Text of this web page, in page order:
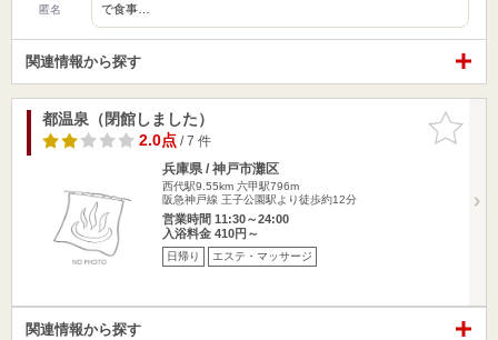
匿名
で食事…
関連情報から探す
お気に入
りに追加
都温泉（閉館しました）
2.0点/ 7 件
兵庫県 / 神戸市灘区
西代駅9.55km 六甲駅796m
阪急神戸線 王子公園駅より徒歩約12分
営業時間 11:30～24:00
入浴料金 410円～
日帰り エステ・マッサージ
関連情報から探す